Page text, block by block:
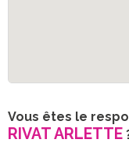
Vous êtes le
RIVAT ARLETTE